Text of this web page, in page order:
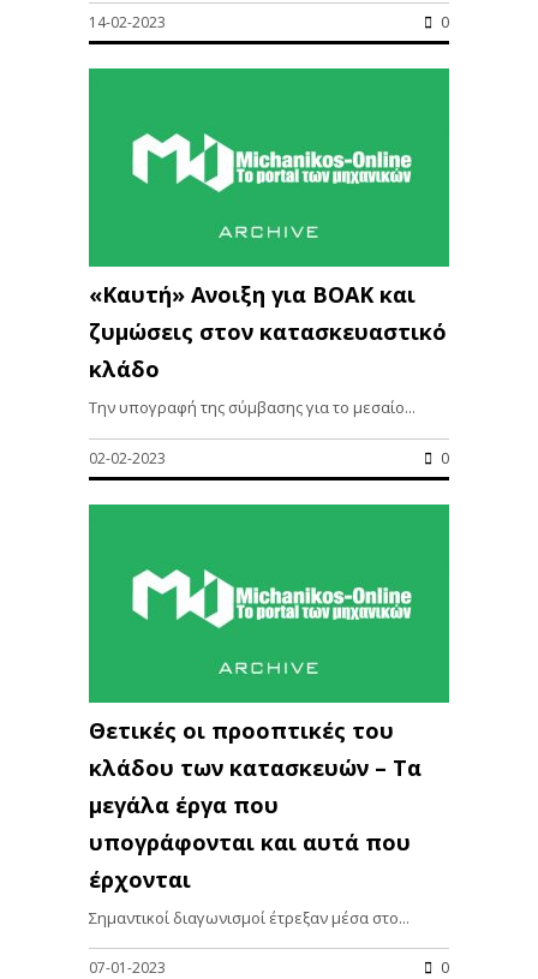
14-02-2023 0
«Καυτή» Ανοιξη για ΒΟΑΚ και
ζυμώσεις στον κατασκευαστικό
κλάδο
Την υπογραφή της σύμβασης για το μεσαίο...
02-02-2023 0
Θετικές οι προοπτικές του
κλάδου των κατασκευών – Τα
μεγάλα έργα που
υπογράφονται και αυτά που
έρχονται
Σημαντικοί διαγωνισμοί έτρεξαν μέσα στο...
07-01-2023 0